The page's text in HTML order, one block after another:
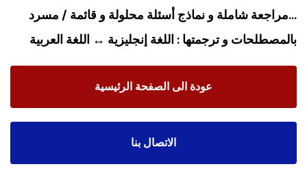
…مراجعة شاملة و نماذج أسئلة محلولة و قائمة / مسرد
بالمصطلحات و ترجمتها : اللغة إنجليزية ↔ اللغة العربية
عودة الى الصفحة الرئيسية
الاتصال بنا